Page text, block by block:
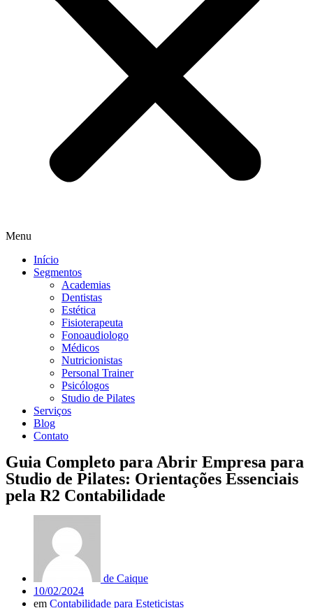
Menu
Início
Segmentos
Academias
Dentistas
Estética
Fisioterapeuta
Fonoaudiologo
Médicos
Nutricionistas
Personal Trainer
Psicólogos
Studio de Pilates
Serviços
Blog
Contato
Guia Completo para Abrir Empresa para
Studio de Pilates: Orientações Essenciais
pela R2 Contabilidade
de Caique
10/02/2024
em Contabilidade para Esteticistas